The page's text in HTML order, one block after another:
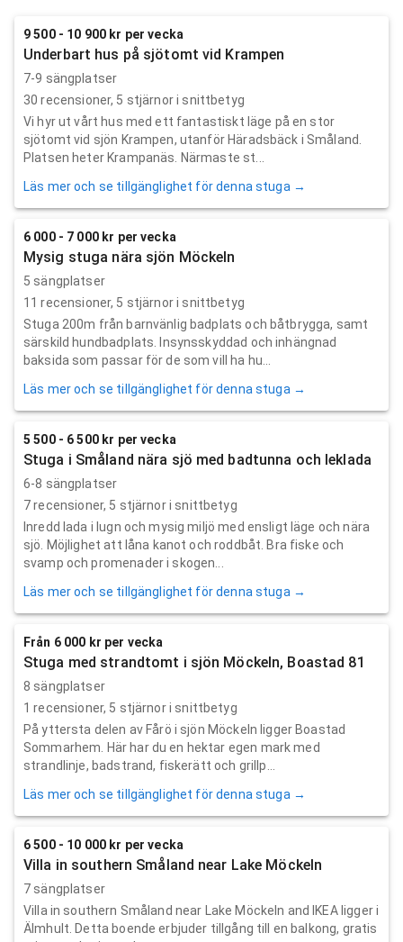
9 500 - 10 900 kr per vecka
Underbart hus på sjötomt vid Krampen
7-9 sängplatser
30 recensioner, 5 stjärnor i snittbetyg
Vi hyr ut vårt hus med ett fantastiskt läge på en stor
sjötomt vid sjön Krampen, utanför Häradsbäck i Småland.
Platsen heter Krampanäs. Närmaste st...
Läs mer och se tillgänglighet för denna stuga →
6 000 - 7 000 kr per vecka
Mysig stuga nära sjön Möckeln
5 sängplatser
11 recensioner, 5 stjärnor i snittbetyg
Stuga 200m från barnvänlig badplats och båtbrygga, samt
särskild hundbadplats. Insynsskyddad och inhängnad
baksida som passar för de som vill ha hu...
Läs mer och se tillgänglighet för denna stuga →
5 500 - 6 500 kr per vecka
Stuga i Småland nära sjö med badtunna och leklada
6-8 sängplatser
7recensioner, 5 stjärnor i snittbetyg
Inredd lada i lugn och mysig miljö med ensligt läge och nära
sjö. Möjlighet att låna kanot och roddbåt. Bra fiske och
svamp och promenader i skogen...
Läs mer och se tillgänglighet för denna stuga →
Från 6 000 kr per vecka
Stuga med strandtomt i sjön Möckeln, Boastad 81
8 sängplatser
1 recensioner, 5 stjärnor i snittbetyg
På yttersta delen av Fårö i sjön Möckeln ligger Boastad
Sommarhem. Här har du en hektar egen mark med
strandlinje, badstrand, fiskerätt och grillp...
Läs mer och se tillgänglighet för denna stuga →
6 500 - 10 000 kr per vecka
Villa in southern Småland near Lake Möckeln
7 sängplatser
Villa in southern Småland near Lake Möckeln and IKEA ligger i
Älmhult. Detta boende erbjuder tillgång till en balkong, gratis